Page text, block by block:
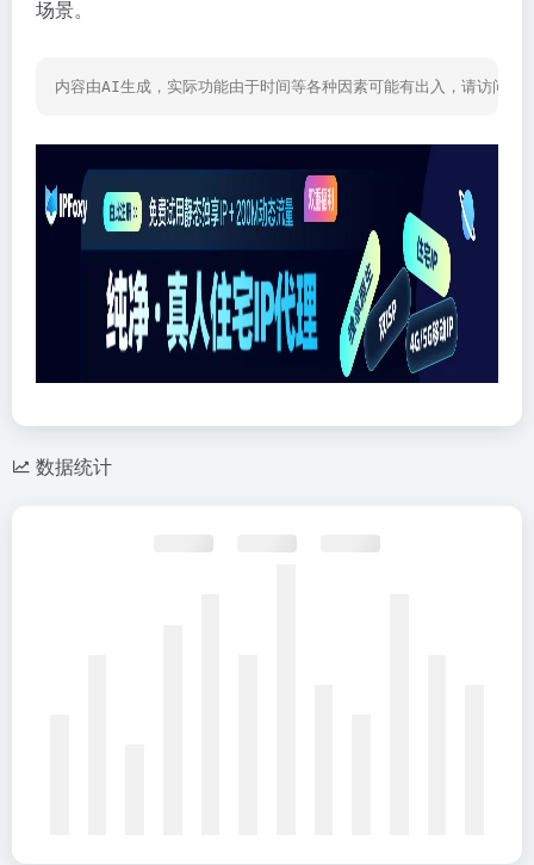
场景。
内容由AI生成，实际功能由于时间等各种因素可能有出入，请访问网
数据统计